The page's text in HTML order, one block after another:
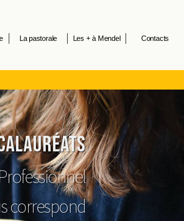
La pastorale Les + à Mendel Contacts
correspond